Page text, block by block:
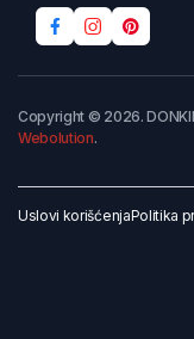
Copyright © 2026.
Webolution.
Uslovi korišćenjaPolitika